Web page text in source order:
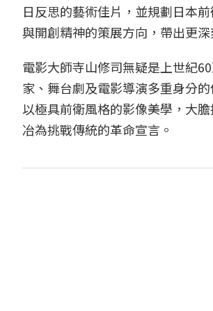
日反思的藝術佳片，並規劃日本
與開創精神的策展方向，帶出更深
電影大師寺山修司無疑是上世紀
家、舞台劇及電影導演多重身分
以極具前衛風格的影像美學，大
冶為挑戰傳統的革命宣言。